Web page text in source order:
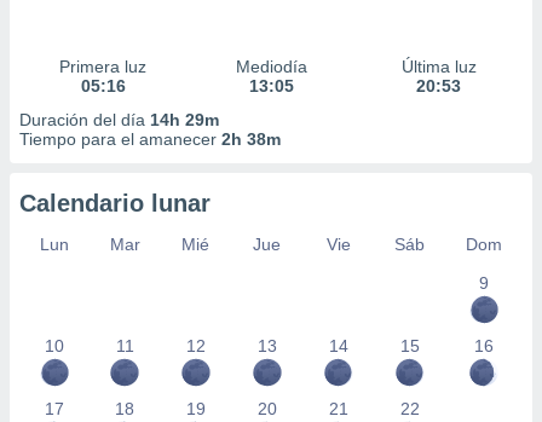
Primera luz
05:16
Mediodía
13:05
Última luz
20:53
Duración del día 14h 29m
Tiempo para el amanecer 2h 38m
Calendario lunar
Lun Mar Mié Jue Vie Sáb
Dom
9
10 11 12 13 14 15 16
17 18 19 20 21 22